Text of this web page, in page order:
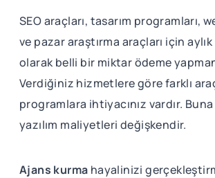
SEO araçları, tasarım programları,
ve pazar araştırma araçları için aylık
olarak belli bir miktar ödeme
Verdiğiniz hizmetlere göre farklı
programlara ihtiyacınız vardır.
yazılım maliyetleri değişkendir.
Ajans kurma hayalinizi